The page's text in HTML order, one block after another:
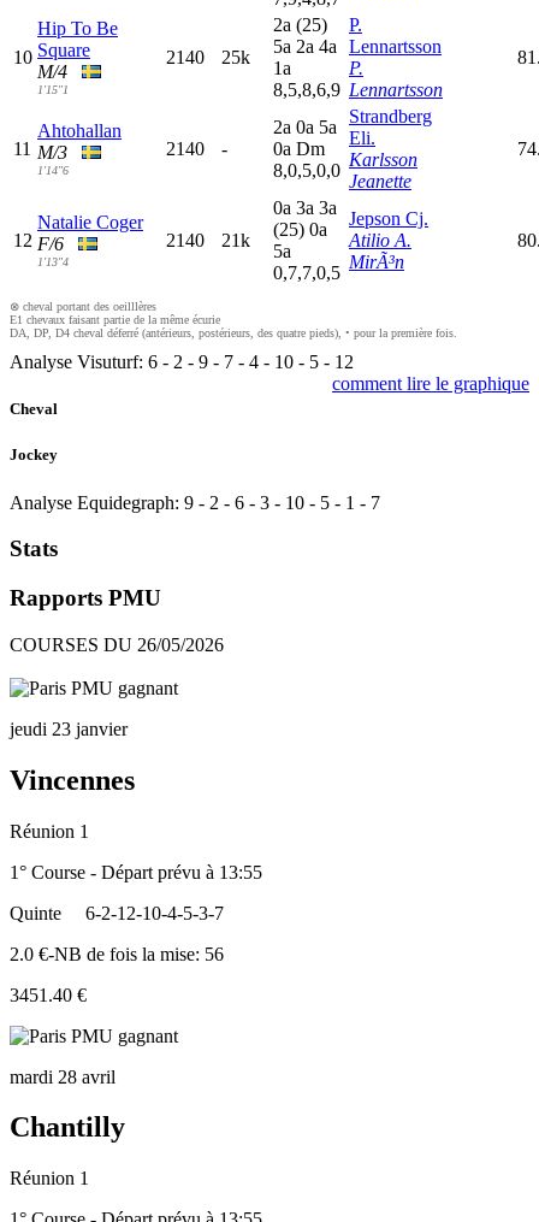
10
Hip To Be
Square
M/4
1'15"1
2140 25k
2a (25)
5a 2a 4a
1a
8,5,8,6,9
P.
Lennartsson
P.
Lennartsson
11
Ahtohallan
M/3
1'14"6
2140 -
2a 0a 5a
0a Dm
8,0,5,0,0
Strandberg
Eli.
Karlsson
Jeanette
12
Natalie Coger
F/6
1'13"4
2140 21k
0a 3a 3a
(25) 0a
5a
0,7,7,0,5
Jepson Cj.
Atilio A.
MirÃ³n
⊗ cheval portant des oeilllères
E1 chevaux faisant partie de la même écurie
DA, DP, D4 cheval déferré (antérieurs, postérieurs, des quatre pieds), • pour la première fois.
Analyse Visuturf: 6 - 2 - 9 - 7 - 4 - 10 - 5 - 12
comment lire le graphique
Cheval
Jockey
Analyse Equidegraph: 9 - 2 - 6 - 3 - 10 - 5 - 1 - 7
Stats
Rapports PMU
COURSES DU 26/05/2026
jeudi 23 janvier
Vincennes
Réunion 1
1° Course - Départ prévu à 13:55
Quinte
6-2-12-10-4-5-3-7
2.0 €-NB de fois la mise: 56
3451.40 €
mardi 28 avril
Chantilly
Réunion 1